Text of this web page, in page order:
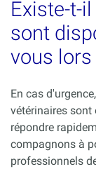
Existe-t-
sont
vous lors
En cas
vétérinaires sont
répondre
compagnons à
professionnels